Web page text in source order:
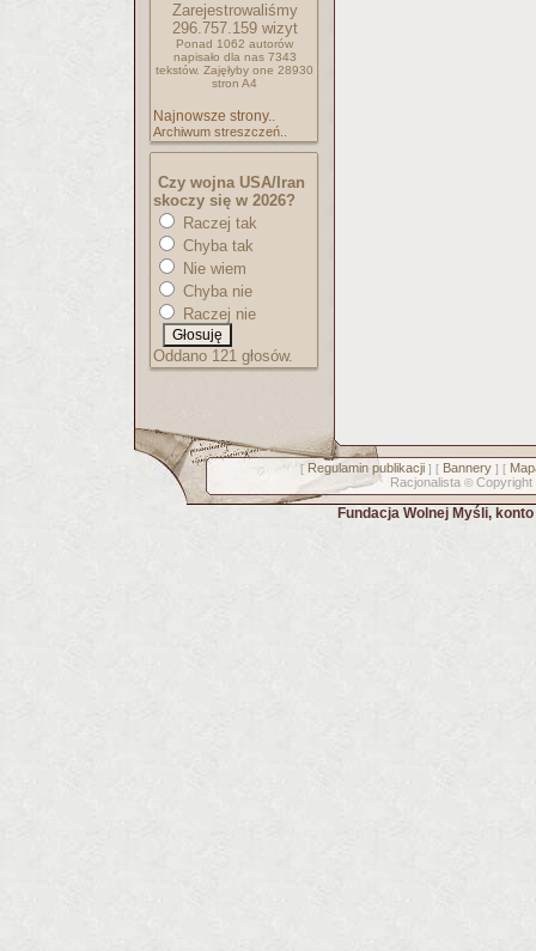
Zarejestrowaliśmy
296.757.159wizyt
Ponad 1062 autorów
napisało dla nas 7343
tekstów. Zajęłyby one 28930
stron A4
Najnowsze strony..
Archiwum streszczeń..
Czy wojna USA/Iran
skoczy się w 2026?
Raczej tak
Chyba tak
Nie wiem
Chyba nie
Raczej nie
Oddano 121 głosów.
[ Regulamin publikacji] [ Bannery] [
Racjonalista © Copyright
Fundacja Wolnej Myśli,